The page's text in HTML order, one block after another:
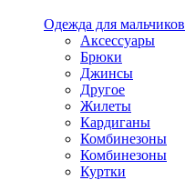
Одежда для мальчиков
Аксессуары
Брюки
Джинсы
Другое
Жилеты
Кардиганы
Комбинезоны
Комбинезоны
Куртки